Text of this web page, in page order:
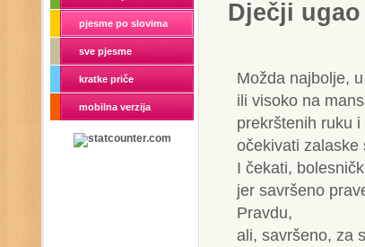
pjesme po slovima
sve pjesme
kratke priče
mobilna verzija
Dječji ugao
Možda najbolje,
ili visoko na
prekrštenih ruku
očekivati zalaske
I čekati,
jer savršeno
Pravdu,
ali, savršeno, za